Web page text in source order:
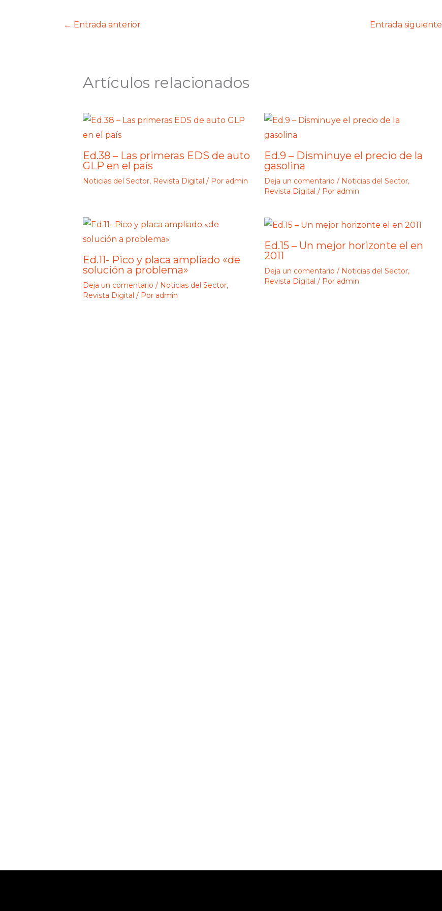
← Entrada anterior Entrada siguiente
Artículos relacionados
Ed.38 – Las primeras EDS de auto
GLP en el país
Noticias del Sector, Revista Digital / Por admin
Ed.9 – Disminuye el precio de la
gasolina
Deja un comentario / Noticias del Sector,
Revista Digital / Por admin
Ed.11- Pico y placa ampliado «de
solución a problema»
Deja un comentario / Noticias del Sector,
Revista Digital / Por admin
Ed.15 – Un mejor horizonte el en
2011
Deja un comentario / Noticias del Sector,
Revista Digital / Por admin